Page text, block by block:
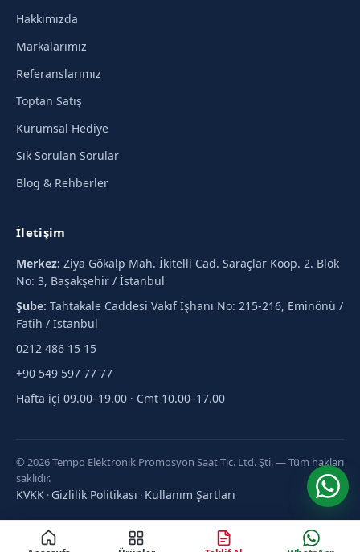
Hakkımızda
Markalarımız
Referanslarımız
Toptan Satış
Kurumsal Hediye
Sık Sorulan Sorular
Blog & Rehberler
İletişim
Merkez: Ziya Gökalp Mah. İkitelli Cad. Saraçlar Koop. 2. Blok
No: 3, Başakşehir / İstanbul
Şube: Tahtakale Caddesi Vakıf İşhanı No: 215-216, Eminönü /
Fatih / İstanbul
0212 486 15 15
+90 549 597 77 77
Hafta içi 09.00–19.00 · Cmt 10.00–17.00
© 2026 Tempo Elektronik Promosyon Saat Tic. Ltd. Şti. — Tüm hakları
saklıdır.
KVKK · Gizlilik Politikası · Kullanım Şartları